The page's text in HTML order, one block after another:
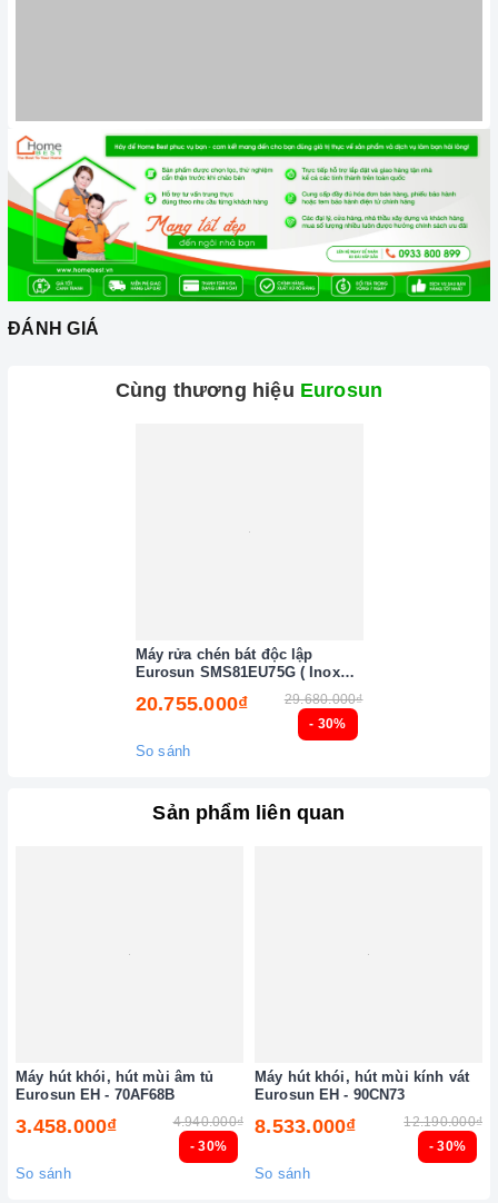
Đến vớiHome Best, chúng tôi tự hào cung cấp đến khách
hàng đa dạng các dòngmáy hút khói EUROSUNnổi tiếng,
cam kết về chất lượng và nguồn gốc sản phẩm chính hãng.
Chúng tôi tự tin mang đến cho quý khách hàng dịch vụ chăm
chuyên nghiệp nhất.
ĐÁNH GIÁ
Cùng thương hiệu Eurosun
- 30%
Máy rửa chén bát độc lập
Eurosun SMS81EU75G ( Inox
20.755.000₫ 29.680.000₫
So sánh
Sản phẩm liên quan
- 30%
Máy hút khói, hút mùi âm tủ
Eurosun EH - 70AF68B
3.458.000₫ 4.940.000₫
So sánh
- 30%
Máy hút khói, hút mùi kính vát
Eurosun EH - 90CN73
8.533.000₫ 12.190.000₫
So sánh